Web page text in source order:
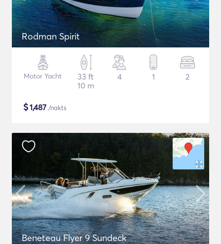
Rodman Spirit
Motor Yacht
33 ft
10 m
4 1 2
$1,487 /nakts
Beneteau Flyer 9 Sundeck